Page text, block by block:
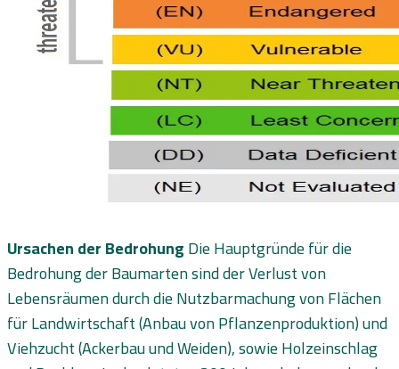
Ursachen der BedrohungDie Hauptgründe für die
Bedrohung der Baumarten sind der Verlust von
Lebensräumen durch die Nutzbarmachung von Flächen
für Landwirtschaft (Anbau von Pflanzenproduktion) und
Viehzucht (Ackerbau und Weiden), sowie Holzeinschlag